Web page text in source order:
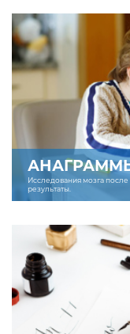
Исследования мозга
результаты.